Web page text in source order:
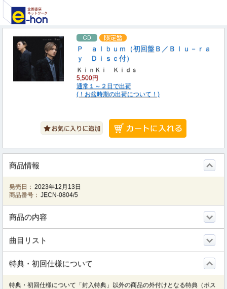
Ｐ ａｌｂｕｍ（初回盤Ｂ／Ｂｌｕ－ｒａ
ｙ Ｄｉｓｃ付）
ＫｉｎＫｉ Ｋｉｄｓ
5,500円
通常１～２日で出荷
(！お盆時期の出荷について！)
商品情報
発売日： 2023年12月13日
商品番号： JECN-0804/5
商品の内容
曲目リスト
特典・初回仕様について
特典・初回仕様について「封入特典」以外の商品の外付けとなる特典（ポス